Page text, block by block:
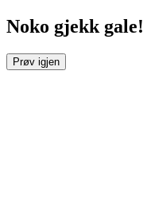
Noko gjekk gale!
Prøv igjen